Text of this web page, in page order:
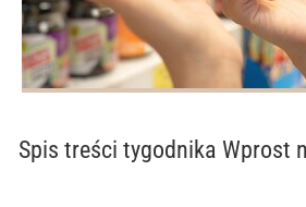
Spis treści tygodnika Wprost